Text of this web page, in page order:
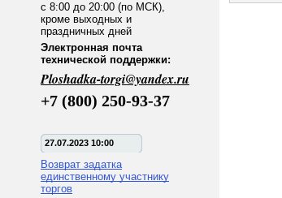
с 8:00 до 20:00 (по МСК),
кроме выходных и
праздничных дней
Электронная почта
технической поддержки:
Ploshadka-torgi@yandex.ru
+7 (800) 250-93-37
27.07.2023 10:00
Возврат задатка
единственному участнику
торгов